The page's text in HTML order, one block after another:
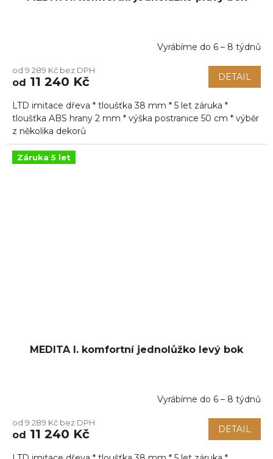
produktu
je
z
5
hvězdiček.
Vyrábíme do 6 – 8 týdnů
od 9 289 Kč bez DPH
od 11 240 Kč DETAIL
LTD imitace dřeva * tloušťka 38 mm * 5 let záruka *
tloušťka ABS hrany 2 mm * výška postranice 50 cm * výběr
z několika dekorů
Záruka 5 let
MEDITA I. komfortní jednolůžko levý bok
produktu
je
Vyrábíme do 6 – 8 týdnů
od 9 289 Kč bez DPH
od 11 240 Kč DETAIL